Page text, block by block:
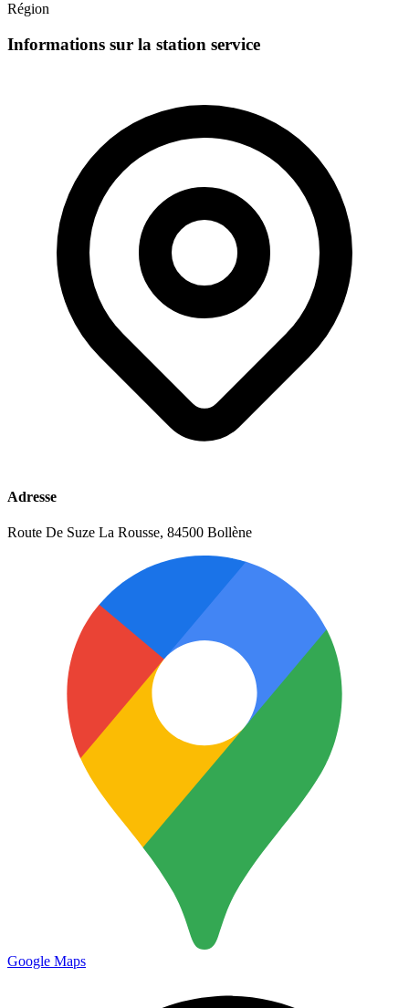
Région
Informations sur la station service
Adresse
Route De Suze La Rousse, 84500 Bollène
Google Maps